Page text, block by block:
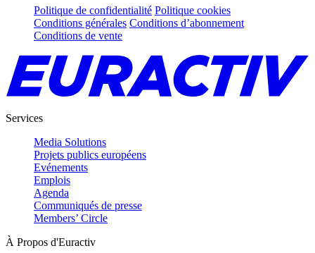
Politique de confidentialité Politique cookies
Conditions générales Conditions d’abonnement
Conditions de vente
Services
Media Solutions
Projets publics européens
Evénements
Emplois
Agenda
Communiqués de presse
Members’ Circle
À Propos d'Euractiv